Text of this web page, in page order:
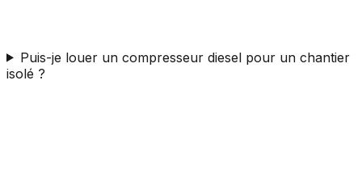
Puis-je louer un compresseur diesel pour un chantier
isolé ?